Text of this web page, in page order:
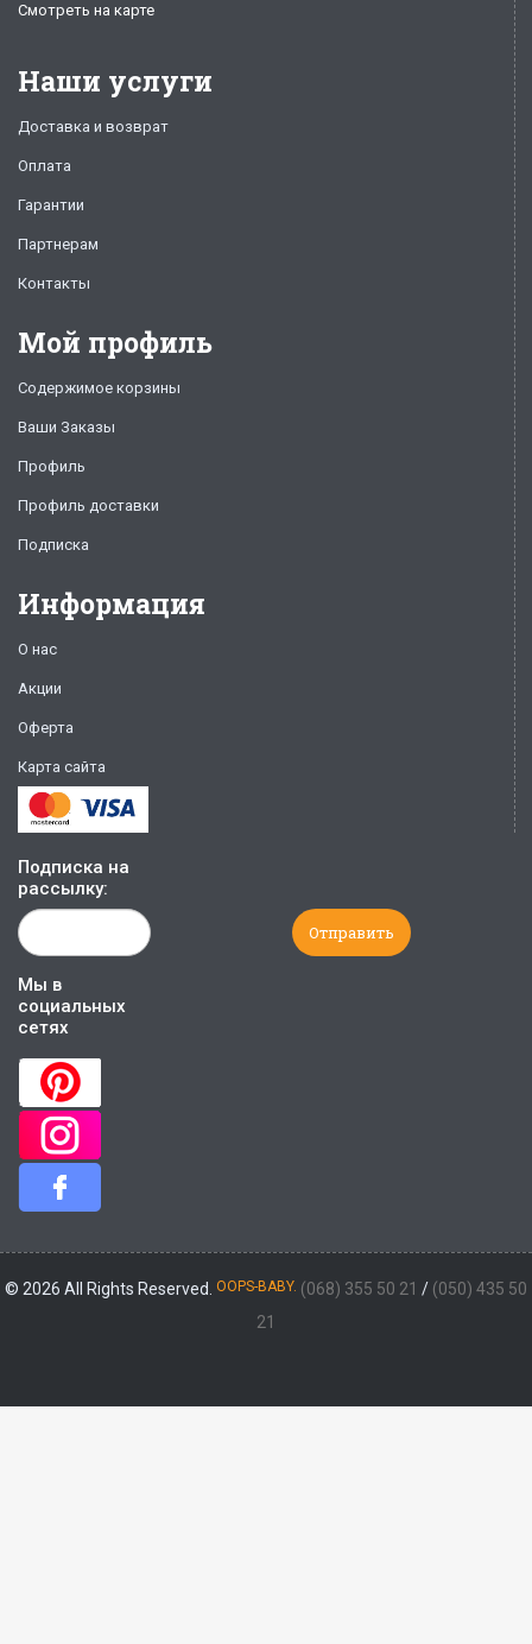
Смотреть на карте
Наши услуги
Доставка и возврат
Оплата
Гарантии
Партнерам
Контакты
Мой профиль
Содержимое корзины
Ваши Заказы
Профиль
Профиль доставки
Подписка
Информация
О нас
Акции
Оферта
Карта сайта
Подписка на
рассылку:
Мы в
социальных
сетях
© 2026 All Rights Reserved. OOPS-BABY. (068) 355 50 21 / (050) 435 50
21